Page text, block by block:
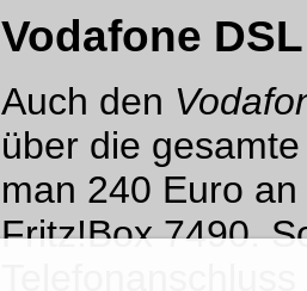
Vodafone
Auch den
über die
man 240 Euro
Fritz!Box 7490.